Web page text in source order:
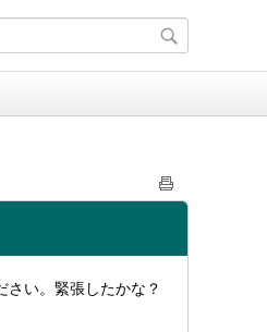
さい。緊張したかな？